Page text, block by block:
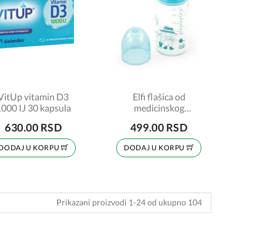
vitamin D3
IJ 30 kapsula
630.00 RSD
U KORPU
Elfi flašica od
medicinskog
120ml
499.00 RSD
DODAJ U KORPU
Prikazani proizvodi 1-24 od ukupno 104